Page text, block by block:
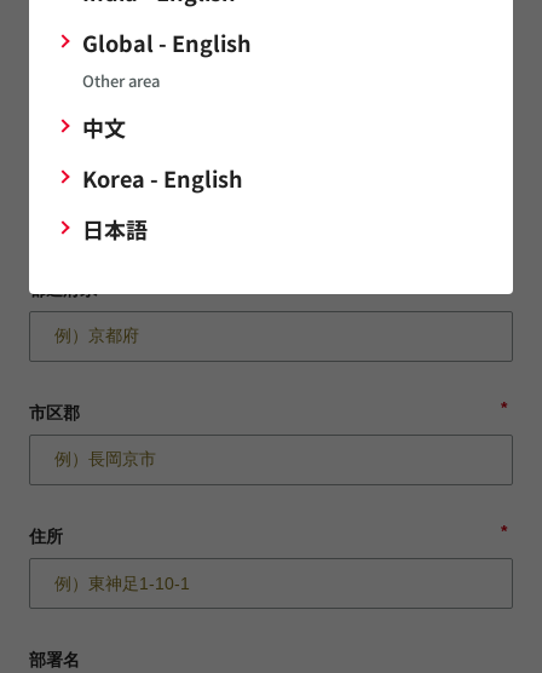
Global - English
Other area
中文
Korea - English
日本語
企業名を検索候補から選択することで住所情報が自動入力され
郵便番号
都道府県
*
市区郡
*
住所
部署名